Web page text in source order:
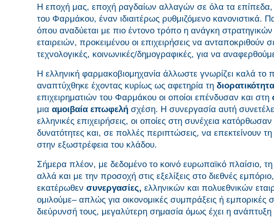
Η εποχή μας, εποχή ραγδαίων αλλαγών σε όλα τα επίπεδα,
του Φαρμάκου, έναν ιδιαιτέρως ρυθμιζόμενο
όπου αναδύεται με πιο έντονο τρόπο η ανάγκη
εταιρειών, προκειμένου οι επιχειρήσεις να ανταποκριθούν
τεχνολογικές, κοινωνικές/δημογραφικές, για να
Η ελληνική φαρμακοβιομηχανία άλλωστε γνωρίζει καλά
αναπτύχθηκε έχοντας κυρίως ως αφετηρία τη
επιχειρηματιών του Φαρμάκου οι οποίοι επένδυσαν και στη
μια αμοιβαία επωφελή σχέση. Η συνεργασία αυτή
ελληνικές επιχειρήσεις, οι οποίες στη συνέχεια
δυνατότητες και, σε πολλές περιπτώσεις, να επεκτείνουν
στην εξωστρέφεια του κλάδου.
Σήμερα πλέον, με δεδομένο το κοινό ευρωπαϊκό πλαίσιο,
αλλά και με την προσοχή στις εξελίξεις στο διεθνές
εκατέρωθεν συνεργασίες, ελληνικών και πολυεθνικών
ομιλούμε– απλώς για οικονομικές συμπράξεις ή εμπορικές
διεύρυνσή τους, μεγαλύτερη σημασία όμως έχει η